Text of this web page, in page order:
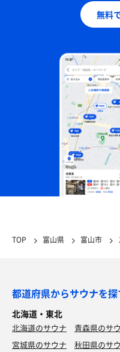
無料
TOP 富山県 富山市
都道府県からサウナを探
北海道・東北
北海道のサウナ 青森県のサ
宮城県のサウナ
秋田県のサ